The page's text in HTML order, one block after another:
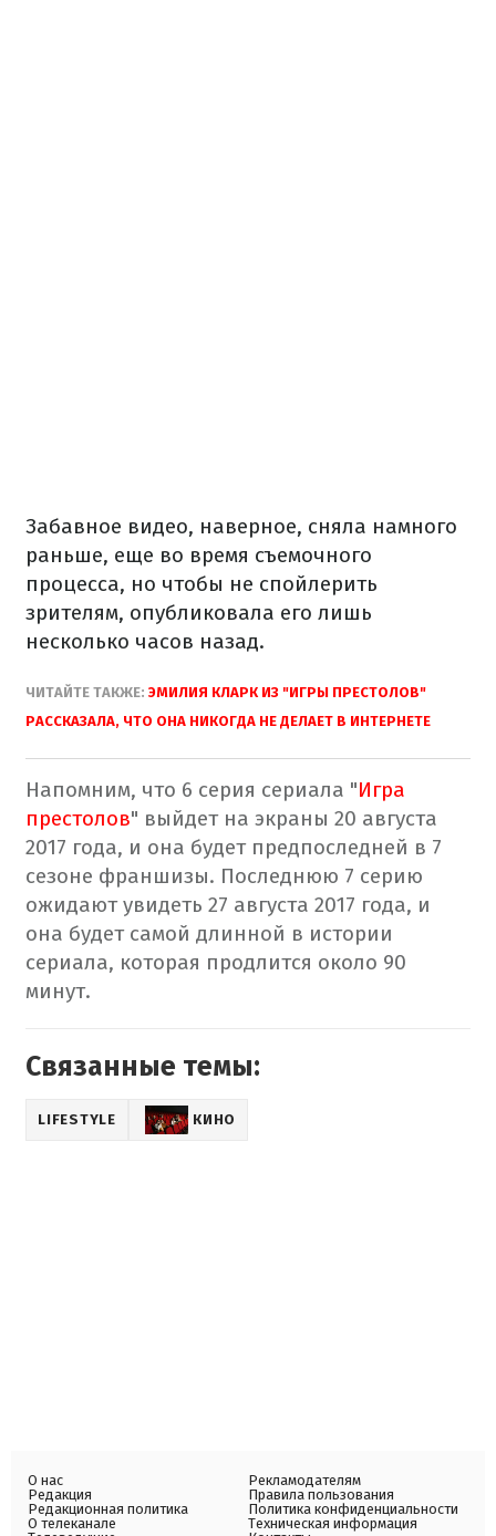
Забавное видео, наверное, сняла намного
раньше, еще во время съемочного
процесса, но чтобы не спойлерить
зрителям, опубликовала его лишь
несколько часов назад.
ЧИТАЙТЕ ТАКЖЕ: ЭМИЛИЯ КЛАРК ИЗ "ИГРЫ ПРЕСТОЛОВ"
РАССКАЗАЛА, ЧТО ОНА НИКОГДА НЕ ДЕЛАЕТ В ИНТЕРНЕТЕ
Напомним, что 6 серия сериала "Игра
престолов" выйдет на экраны 20 августа
2017 года, и она будет предпоследней в 7
сезоне франшизы. Последнюю 7 серию
ожидают увидеть 27 августа 2017 года, и
она будет самой длинной в истории
сериала, которая продлится около 90
минут.
Связанные темы:
LIFESTYLE КИНО
О нас
Редакция
Редакционная политика
О телеканале
Рекламодателям
Правила пользования
Политика конфиденциальности
Техническая информация